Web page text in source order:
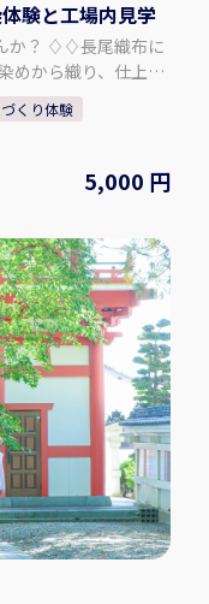
験と工場内見学
布に
めから織り、仕上げ
主力商品である
藍染商品も取り扱
料で染めたしじら織
工芸品に指定されて
ます。 ぜひ、体験・
白なストールを染
色の濃さに仕上が
します。 ・出来上
じしら
ら織」の工場内をご
屋根の見学、今で
】 長
田189
くり体験
5,000 円